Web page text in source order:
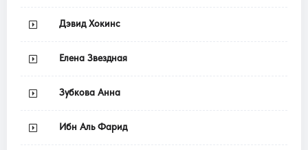
Дэвид Хокинс
Елена Звездная
Зубкова Анна
Ибн Аль Фарид